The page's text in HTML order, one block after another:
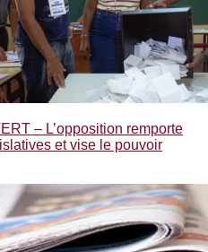
– L’opposition remporte
et vise le pouvoir